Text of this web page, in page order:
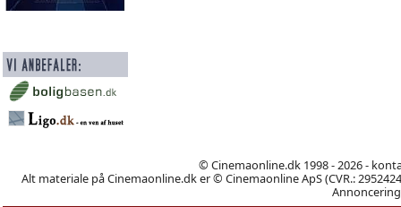
© Cinemaonline.dk 1998 - 2026 -
Alt materiale på Cinemaonline.dk er © Cinemaonline ApS (CVR.: